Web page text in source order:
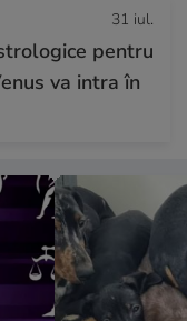
31 iul.
pentru
va intra în